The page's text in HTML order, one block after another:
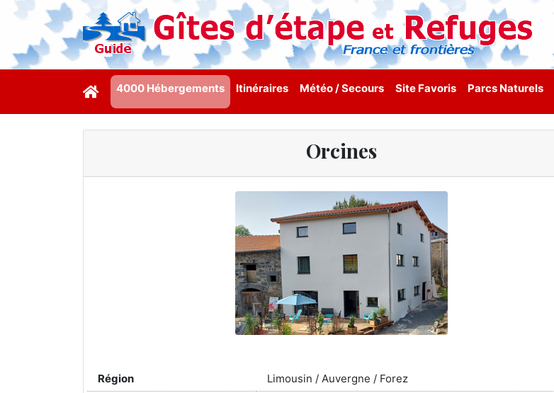
4000 Hébergements Itinéraires Météo / Secours Site Favoris Parcs Naturels
Orcines
Région
Limousin / Auvergne / Forez